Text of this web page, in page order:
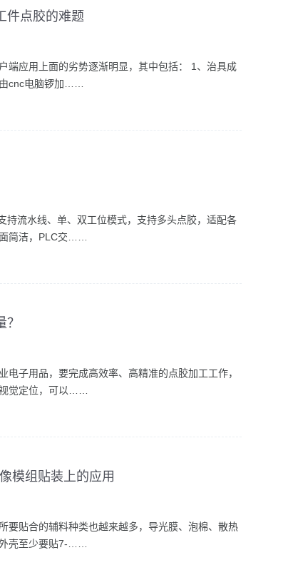
件点胶的难题
端应用上面的劣势逐渐明显，其中包括： 1、治具成
cnc电脑锣加……
持流水线、单、双工位模式，支持多头点胶，适配各
简洁，PLC交……
子用品，要完成高效率、高精准的点胶加工工作，
觉定位，可以……
模组贴装上的应用
要贴合的辅料种类也越来越多，导光膜、泡棉、散热
壳至少要贴7-……